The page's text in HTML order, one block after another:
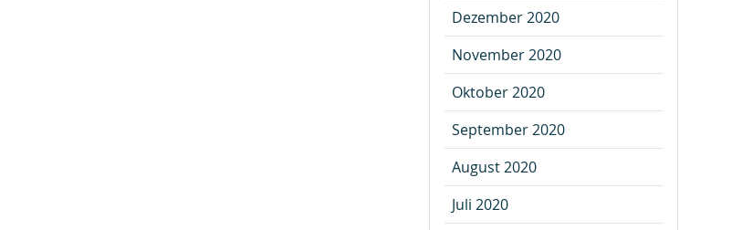
Dezember 2020
November 2020
Oktober 2020
September 2020
August 2020
Juli 2020